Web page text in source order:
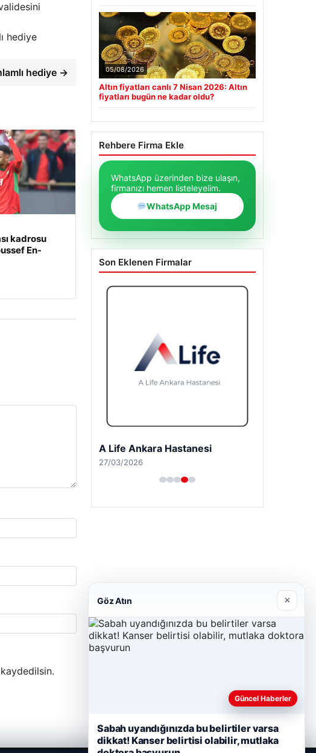
hediye
hediye →
kadrosu
En-
Bin yıllık kardeşliğimiz tescillendi
05/08/2026
Rehbere Firma Ekle
WhatsApp üzerinden bize ulaşın,
firmanızı hemen listeleyelim.
Son Eklenen Firmalar
A Life Pursaklar Hastanesi
Göz Atın ×
Güncel Haberler
Sabah uyandığınızda bu belirtiler varsa
dikkat! Kanser belirtisi olabilir, mutlaka